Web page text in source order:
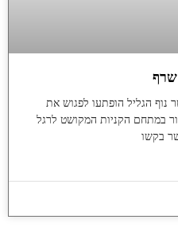
שרף
נוף הגליל הופתעו לפגוש את
במתחם הקניות המקושט לרגל
בקשו